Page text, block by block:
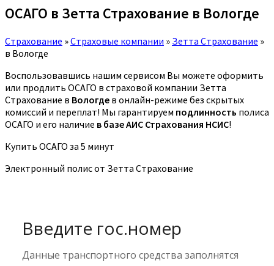
ОСАГО в Зетта Страхование в Вологде
Страхование »Страховые компании » Зетта Страхование »
в Вологде
Воспользовавшись нашим сервисом Вы можете оформить
или продлить ОСАГО в страховой компании Зетта
Страхование в Вологде в онлайн-режиме без скрытых
комиссий и переплат! Мы гарантируем подлинность полиса
ОСАГО и его наличие в базе АИС Страхования НСИС!
Купить ОСАГО за 5 минут
Электронный полис от Зетта Страхование